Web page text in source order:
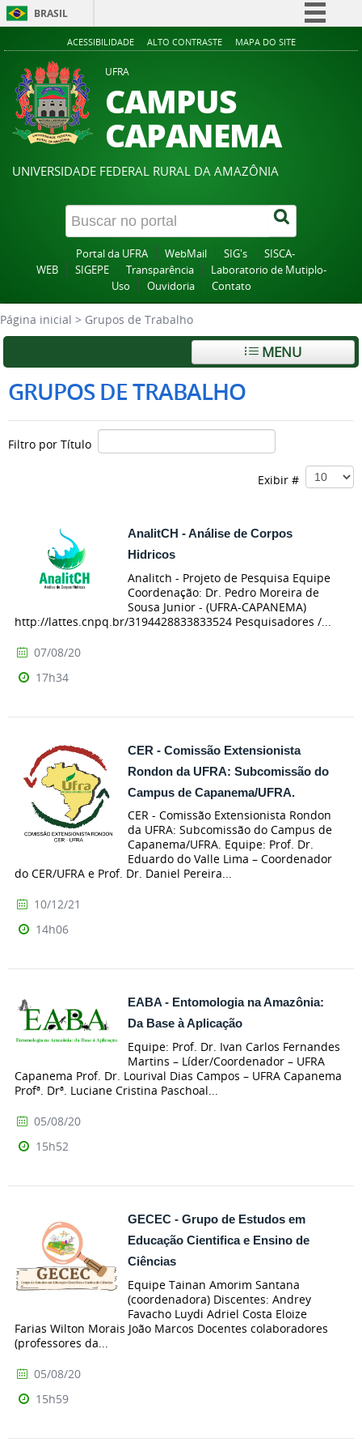
BRASIL
Simplifique!
Participe
Acesso à informação
Legislação
Canais
ACESSIBILIDADE ALTO CONTRASTE MAPA DO SITE
UFRA
CAMPUS
CAPANEMA
UNIVERSIDADE FEDERAL RURAL DA AMAZÔNIA
Portal da UFRA WebMail SIG's
SISCA-
WEB
SIGEPE Transparência
Laboratorio de Mutiplo-
Uso
Ouvidoria Contato
Página inicial > Grupos de Trabalho
MENU
GRUPOS DE TRABALHO
Filtro por Título
Exibir #
AnalitCH - Análise de Corpos
Hidricos
Analitch - Projeto de Pesquisa Equipe
Coordenação: Dr. Pedro Moreira de
Sousa Junior - (UFRA-CAPANEMA)
http://lattes.cnpq.br/3194428833833524 Pesquisadores /...
07/08/20
17h34
CER - Comissão Extensionista
Rondon da UFRA: Subcomissão do
Campus de Capanema/UFRA.
CER - Comissão Extensionista Rondon
da UFRA: Subcomissão do Campus de
Capanema/UFRA. Equipe: Prof. Dr.
Eduardo do Valle Lima – Coordenador
do CER/UFRA e Prof. Dr. Daniel Pereira...
10/12/21
14h06
EABA - Entomologia na Amazônia:
Da Base à Aplicação
Equipe: Prof. Dr. Ivan Carlos Fernandes
Martins – Líder/Coordenador – UFRA
Capanema Prof. Dr. Lourival Dias Campos – UFRA Capanema
Profª. Drª. Luciane Cristina Paschoal...
05/08/20
15h52
GECEC - Grupo de Estudos em
Educação Cientifica e Ensino de
Ciências
Equipe Tainan Amorim Santana
(coordenadora) Discentes: Andrey
Favacho Luydi Adriel Costa Eloize
Farias Wilton Morais João Marcos Docentes colaboradores
(professores da...
05/08/20
15h59